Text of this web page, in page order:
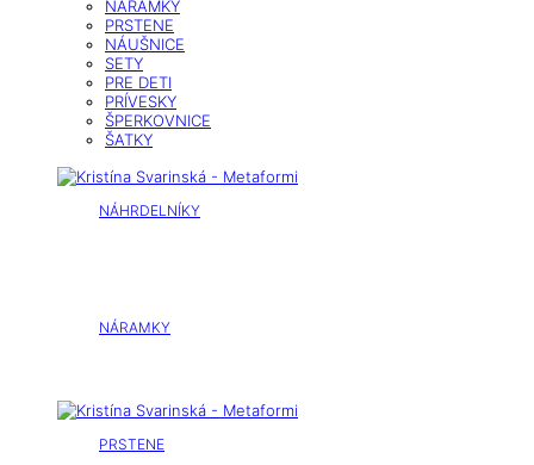
NÁRAMKY
PRSTENE
NÁUŠNICE
SETY
PRE DETI
PRÍVESKY
ŠPERKOVNICE
ŠATKY
NÁHRDELNÍKY
NÁRAMKY
PRSTENE